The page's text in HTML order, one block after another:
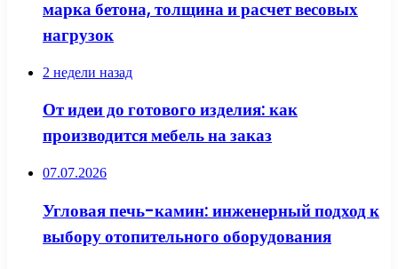
марка бетона, толщина и расчет весовых
нагрузок
2 недели назад
От идеи до готового изделия: как
производится мебель на заказ
07.07.2026
Угловая печь-камин: инженерный подход к
выбору отопительного оборудования